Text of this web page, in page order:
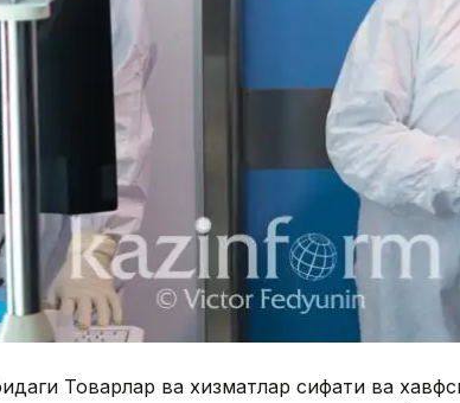
Товарлар ва хизматлар сифати ва